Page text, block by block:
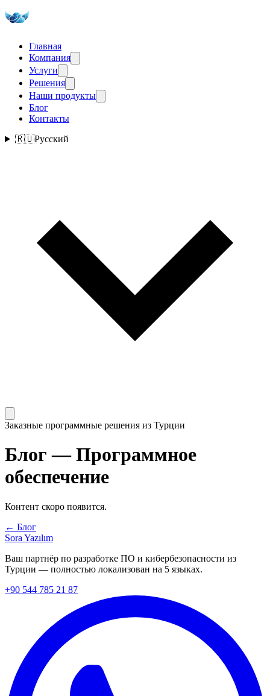
Главная
Компания
Услуги
Решения
Наши продукты
Блог
Контакты
🇷🇺Русский
Заказные программные решения из Турции
Блог —Программное
обеспечение
Контент скоро появится.
← Блог
Sora Yazılım
Ваш партнёр по разработке ПО и кибербезопасности из
Турции — полностью локализован на 5 языках.
+90 544 785 21 87